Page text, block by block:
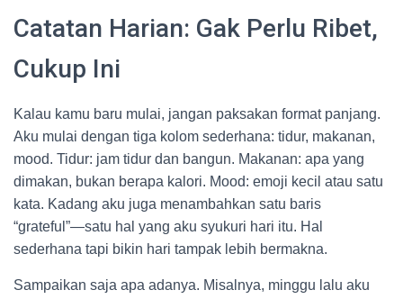
Catatan Harian: Gak Perlu Ribet,
Cukup Ini
Kalau kamu baru mulai, jangan paksakan format panjang.
Aku mulai dengan tiga kolom sederhana: tidur, makanan,
mood. Tidur: jam tidur dan bangun. Makanan: apa yang
dimakan, bukan berapa kalori. Mood: emoji kecil atau satu
kata. Kadang aku juga menambahkan satu baris
“grateful”—satu hal yang aku syukuri hari itu. Hal
sederhana tapi bikin hari tampak lebih bermakna.
Sampaikan saja apa adanya. Misalnya, minggu lalu aku